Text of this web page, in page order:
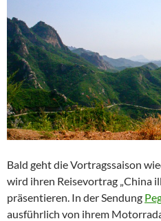
Bald geht die Vortragssaison
wird ihren Reisevortrag „China
präsentieren. In der Sendung
ausführlich von ihrem